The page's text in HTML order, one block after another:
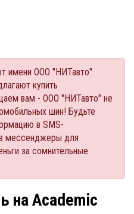
имени ООО "НИТавто"
купить
вам - ООО "НИТавто" не
шин! Будьте
в SMS-
мессенджеры для
за сомнительные
на Academic